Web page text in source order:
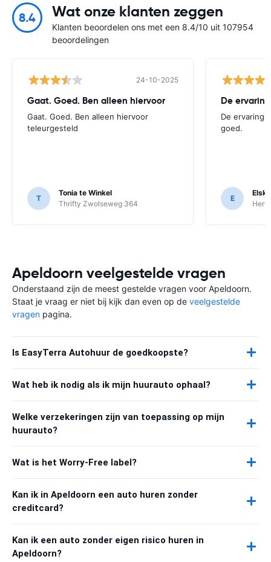
8.4 Wat onze klanten zeggen
Klanten beoordelen ons met een 8.4/10 uit 107954
beoordelingen
24-10-2025
Gaat. Goed. Ben alleen hiervoor
Gaat. Goed. Ben alleen hiervoor
teleurgesteld
T
Tonia te Winkel
Thrifty Zwolseweg 364
De
De ervaring
goed.
E
Apeldoorn veelgestelde vragen
Onderstaand zijn de meest gestelde vragen voor Apeldoorn.
Staat je vraag er niet bij kijk dan even op de veelgestelde
vragen pagina.
Is EasyTerra Autohuur de goedkoopste?
Wat heb ik nodig als ik mijn huurauto ophaal?
Welke verzekeringen zijn van toepassing op mijn
huurauto?
Wat is het Worry-Free label?
Kan ik in Apeldoorn een auto huren zonder
creditcard?
Kan ik een auto zonder eigen risico huren in
Apeldoorn?